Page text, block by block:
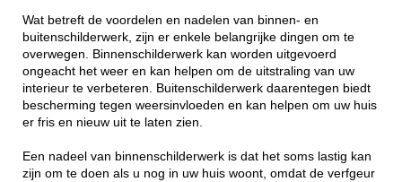
Wat betreft de voordelen en nadelen van binnen- en
buitenschilderwerk, zijn er enkele belangrijke dingen om te
overwegen. Binnenschilderwerk kan worden uitgevoerd
ongeacht het weer en kan helpen om de uitstraling van uw
interieur te verbeteren. Buitenschilderwerk daarentegen biedt
bescherming tegen weersinvloeden en kan helpen om uw huis
er fris en nieuw uit te laten zien.
Een nadeel van binnenschilderwerk is dat het soms lastig kan
zijn om te doen als u nog in uw huis woont, omdat de verfgeur